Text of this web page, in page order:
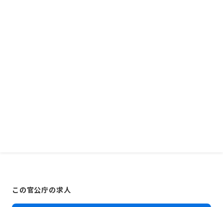
この官公庁の求人